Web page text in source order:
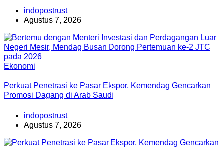
indopostrust
Agustus 7, 2026
Ekonomi
Perkuat Penetrasi ke Pasar Ekspor, Kemendag Gencarkan
Promosi Dagang di Arab Saudi
indopostrust
Agustus 7, 2026